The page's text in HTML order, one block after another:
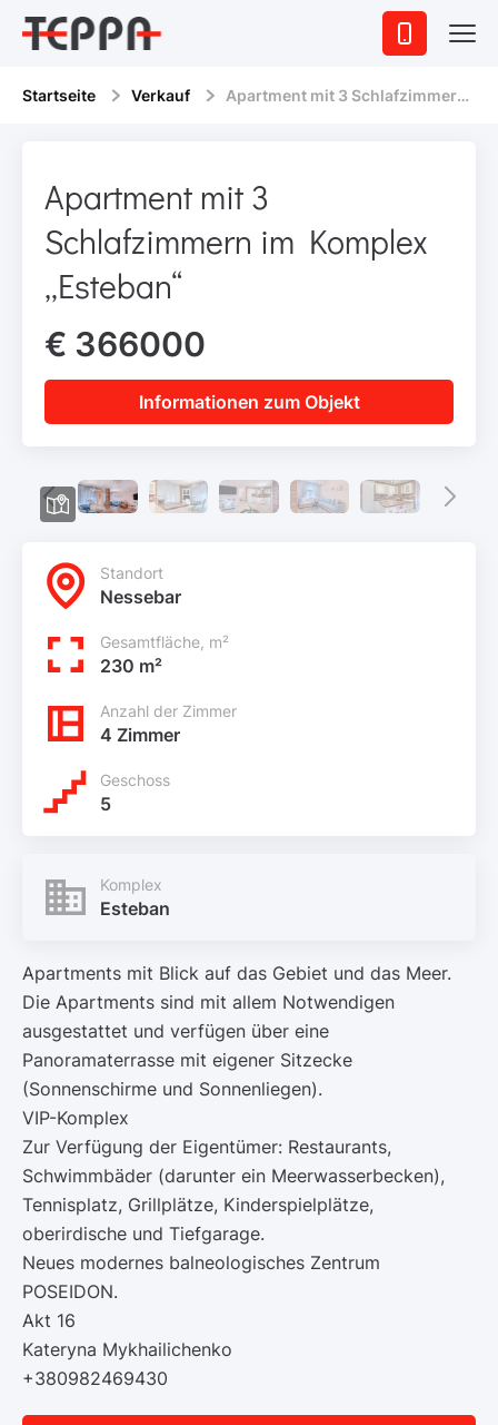
Startseite Verkauf Apartment mit 3 Schlafzimmern im Komplex „Esteban“
Apartment mit 3
Schlafzimmern im Komplex
„Esteban“
€ 366000
Informationen zum Objekt
Standort
Nessebar
Gesamtfläche, m²
230 m²
Anzahl der Zimmer
4 Zimmer
Geschoss
5
Komplex
Esteban
Apartments mit Blick auf das Gebiet und das Meer.
Die Apartments sind mit allem Notwendigen
ausgestattet und verfügen über eine
Panoramaterrasse mit eigener Sitzecke
(Sonnenschirme und Sonnenliegen).
VIP-Komplex
Zur Verfügung der Eigentümer: Restaurants,
Schwimmbäder (darunter ein Meerwasserbecken),
Tennisplatz, Grillplätze, Kinderspielplätze,
oberirdische und Tiefgarage.
Neues modernes balneologisches Zentrum
POSEIDON.
Akt 16
Kateryna Mykhailichenko
+380982469430